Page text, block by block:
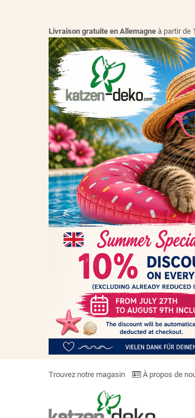
Livraison gratuite en Allemagne à partir de
Trouvez notre magasin À propos de